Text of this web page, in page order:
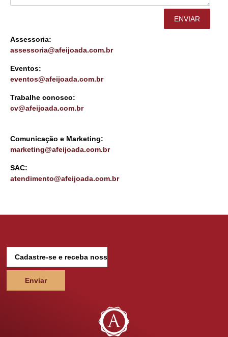
Assessoria:
assessoria@afeijoada.com.br
Eventos:
eventos@afeijoada.com.br
Trabalhe conosco:
cv@afeijoada.com.br
Comunicação e Marketing:
marketing@afeijoada.com.br
SAC:
atendimento@afeijoada.com.br